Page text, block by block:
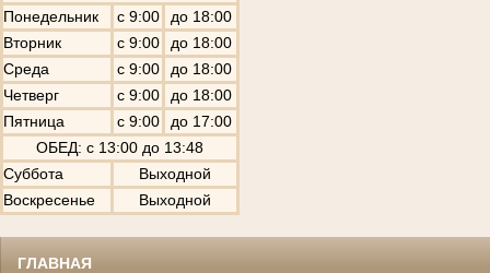
Понедельник
с 9:00
до 18:00
Вторник
с 9:00
до 18:00
Среда
с 9:00
до 18:00
Четверг
с 9:00
до 18:00
Пятница
с 9:00
до 17:00
ОБЕД: с 13:00 до 13:48
Суббота
Выходной
Воскресенье
Выходной
ГЛАВНАЯ